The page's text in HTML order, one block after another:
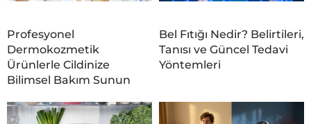
Profesyonel
Dermokozmetik
Ürünlerle Cildinize
Bilimsel Bakım Sunun
Bel Fıtığı Nedir? Belirtileri,
Tanısı ve Güncel Tedavi
Yöntemleri